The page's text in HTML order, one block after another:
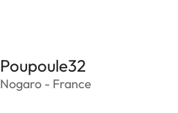
Poupoule32
Nogaro - France